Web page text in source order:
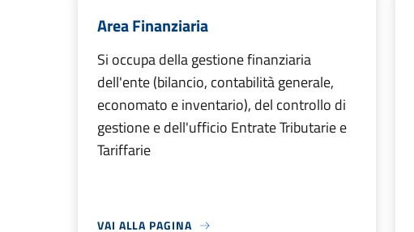
Area Finanziaria
Si occupa della gestione finanziaria
dell'ente (bilancio, contabilità generale,
economato e inventario), del controllo di
gestione e dell'ufficio Entrate Tributarie e
Tariffarie
VAI ALLA PAGINA